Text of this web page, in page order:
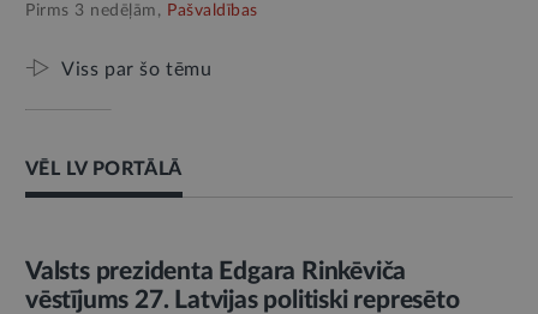
Pirms 3 nedēļām, Pašvaldības
Viss par šo tēmu
VĒL LV PORTĀLĀ
AMATPERSONAS RUNA
Valsts prezidenta Edgara Rinkēviča
vēstījums 27. Latvijas politiski represēto